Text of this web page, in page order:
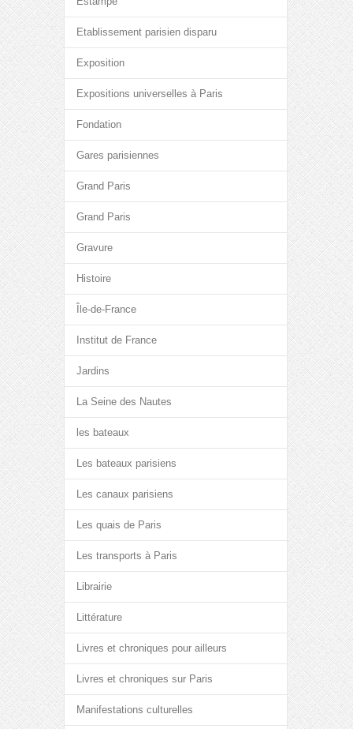
Etablissement parisien disparu
Exposition
Expositions universelles à Paris
Fondation
Gares parisiennes
Grand Paris
Grand Paris
Gravure
Histoire
Île-de-France
Institut de France
Jardins
La Seine des Nautes
les bateaux
Les bateaux parisiens
Les canaux parisiens
Les quais de Paris
Les transports à Paris
Librairie
Littérature
Livres et chroniques pour ailleurs
Livres et chroniques sur Paris
Manifestations culturelles